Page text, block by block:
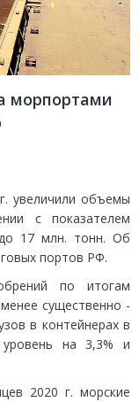
морпортами
увеличили объемы
с показателем
17 млн. тонн. Об
портов РФ.
по итогам
существенно -
в контейнерах в
уровень на 3,3% и
2020 г. морские